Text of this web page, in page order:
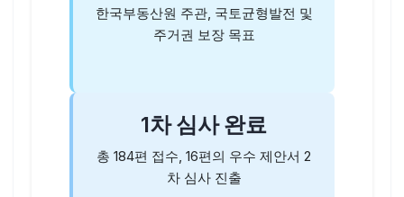
한국부동산원 주관, 국토균형발전 및
주거권 보장 목표
1차 심사 완료
총 184편 접수, 16편의 우수 제안서 2
차 심사 진출